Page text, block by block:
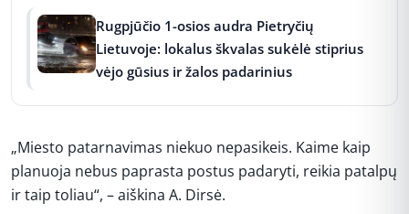
Rugpjūčio 1-osios audra Pietryčių
Lietuvoje: lokalus škvalas sukėlė stiprius
vėjo gūsius ir žalos padarinius
„Miesto patarnavimas niekuo nepasikeis. Kaime kaip
planuoja nebus paprasta postus padaryti, reikia patalpų
ir taip toliau“, – aiškina A. Dirsė.